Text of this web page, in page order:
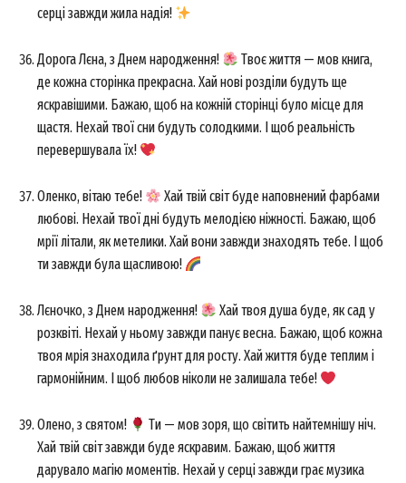
серці завжди жила надія!
Дорога Лєна, з Днем народження!
Твоє життя — мов книга,
де кожна сторінка прекрасна. Хай нові розділи будуть ще
яскравішими. Бажаю, щоб на кожній сторінці було місце для
щастя. Нехай твої сни будуть солодкими. І щоб реальність
перевершувала їх!
Оленко, вітаю тебе!
Хай твій світ буде наповнений фарбами
любові. Нехай твої дні будуть мелодією ніжності. Бажаю, щоб
мрії літали, як метелики. Хай вони завжди знаходять тебе. І щоб
ти завжди була щасливою!
Лєночко, з Днем народження!
Хай твоя душа буде, як сад у
розквіті. Нехай у ньому завжди панує весна. Бажаю, щоб кожна
твоя мрія знаходила ґрунт для росту. Хай життя буде теплим і
гармонійним. І щоб любов ніколи не залишала тебе!
Олено, з святом!
Ти — мов зоря, що світить найтемнішу ніч.
Хай твій світ завжди буде яскравим. Бажаю, щоб життя
дарувало магію моментів. Нехай у серці завжди грає музика